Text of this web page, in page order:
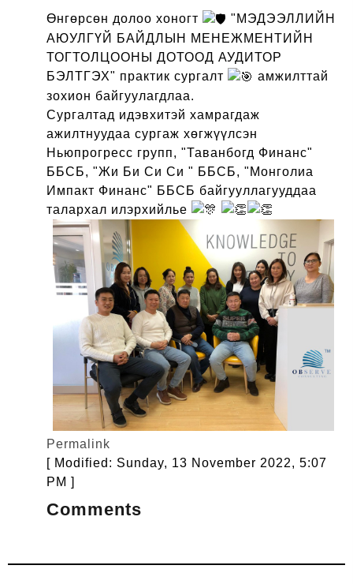
Өнгөрсөн долоо хоногт
"МЭДЭЭЛЛИЙН
АЮУЛГҮЙ БАЙДЛЫН МЕНЕЖМЕНТИЙН
ТОГТОЛЦООНЫ ДОТООД АУДИТОР
БЭЛТГЭХ" практик сургалт
амжилттай
зохион байгуулагдлаа.
Сургалтад идэвхитэй хамрагдаж
ажилтнуудаа сургаж хөгжүүлсэн
Ньюпрогресс групп, "Таванбогд Финанс"
ББСБ, "Жи Би Си Си " ББСБ, "Монголиа
Импакт Финанс" ББСБ байгууллагууддаа
талархал илэрхийлье
Permalink
[ Modified: Sunday, 13 November 2022, 5:07
PM ]
Comments